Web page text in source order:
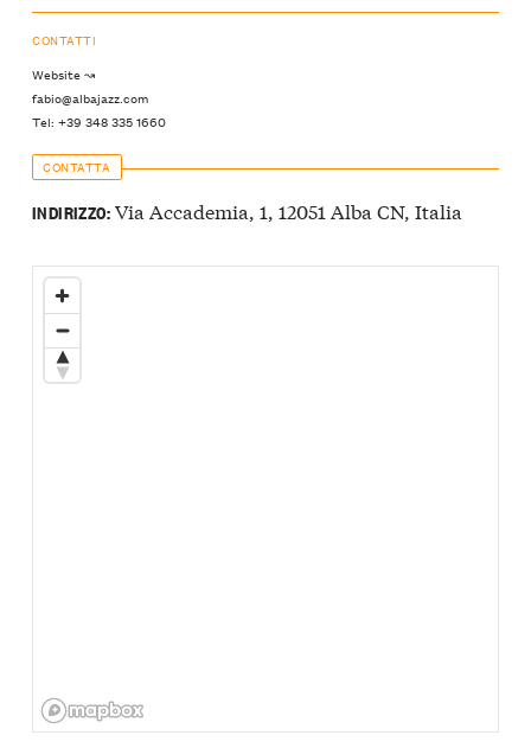
CONTATTI
Website ↝
fabio@albajazz.com
Tel: +39 348 335 1660
CONTATTA
INDIRIZZO:Via Accademia, 1, 12051 Alba CN, Italia